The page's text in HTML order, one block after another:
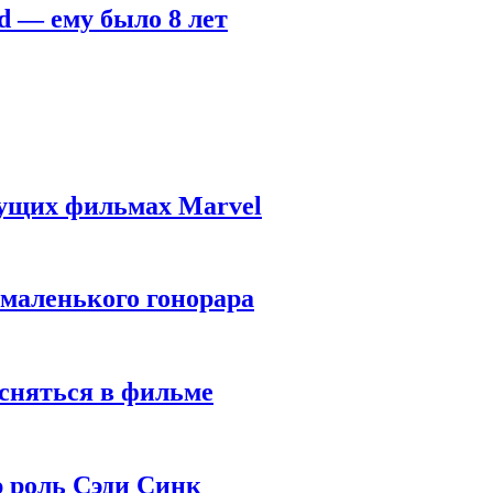
— ему было 8 лет
фильмах Marvel
гонорара
в фильме
роль Сэди Синк